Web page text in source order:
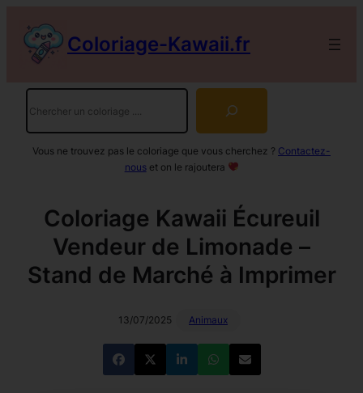
contenu
Coloriage-Kawaii.fr
Vous ne trouvez pas le coloriage que vous cherchez ? Contactez-
nouset on le rajoutera
Coloriage Kawaii Écureuil
Vendeur de Limonade –
Stand de Marché à Imprimer
13/07/2025 Animaux